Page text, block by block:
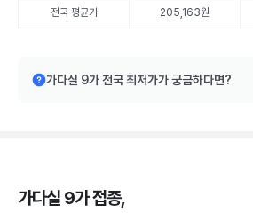
전국 평균가 205,163원
가다실 9가 전국 최저가가 궁금하다면?
가다실 9가 접종,